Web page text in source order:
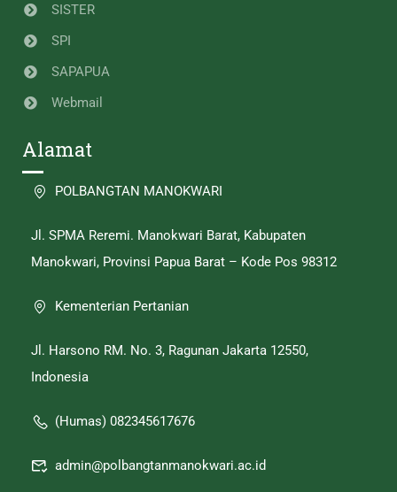
SISTER
SPI
SAPAPUA
Webmail
Alamat
POLBANGTAN MANOKWARI
Jl. SPMA Reremi. Manokwari Barat, Kabupaten
Manokwari, Provinsi Papua Barat – Kode Pos 98312
Kementerian Pertanian
Jl. Harsono RM. No. 3, Ragunan Jakarta 12550,
Indonesia
(Humas) 082345617676
admin@polbangtanmanokwari.ac.id